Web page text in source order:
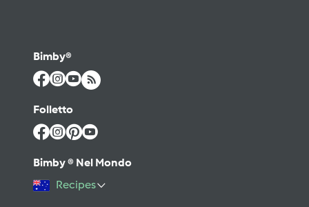
Bimby®
Folletto
Bimby ® Nel Mondo
Recipes